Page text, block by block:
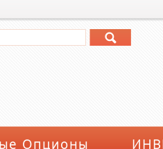
Опционы